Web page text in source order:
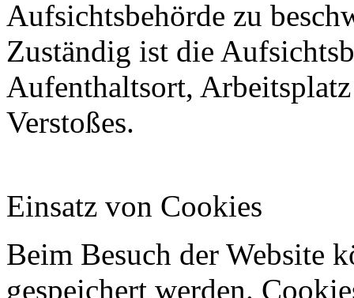
Aufsichtsbehörde zu
Zuständig ist die
Aufenthaltsort,
Verstoßes.
Einsatz von Cookies
Beim Besuch der Website
gespeichert werden.